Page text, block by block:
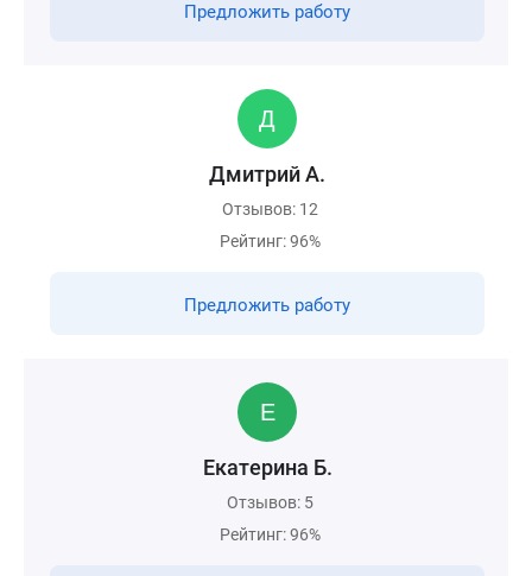
Предложить работу
Дмитрий А.
Отзывов: 12
Рейтинг: 96%
Предложить работу
Екатерина Б.
Отзывов: 5
Рейтинг: 96%